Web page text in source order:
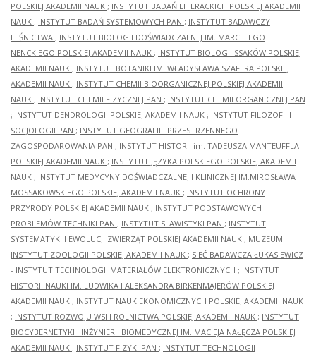
POLSKIEJ AKADEMII NAUK ; INSTYTUT BADAŃ LITERACKICH POLSKIEJ AKADEMII
NAUK ; INSTYTUT BADAŃ SYSTEMOWYCH PAN ; INSTYTUT BADAWCZY
LEŚNICTWA ; INSTYTUT BIOLOGII DOŚWIADCZALNEJ IM. MARCELEGO
NENCKIEGO POLSKIEJ AKADEMII NAUK ; INSTYTUT BIOLOGII SSAKÓW POLSKIEJ
AKADEMII NAUK ; INSTYTUT BOTANIKI IM. WŁADYSŁAWA SZAFERA POLSKIEJ
AKADEMII NAUK ; INSTYTUT CHEMII BIOORGANICZNEJ POLSKIEJ AKADEMII
NAUK ; INSTYTUT CHEMII FIZYCZNEJ PAN ; INSTYTUT CHEMII ORGANICZNEJ PAN
; INSTYTUT DENDROLOGII POLSKIEJ AKADEMII NAUK ; INSTYTUT FILOZOFII I
SOCJOLOGII PAN ; INSTYTUT GEOGRAFII I PRZESTRZENNEGO
ZAGOSPODAROWANIA PAN ; INSTYTUT HISTORII im. TADEUSZA MANTEUFFLA
POLSKIEJ AKADEMII NAUK ; INSTYTUT JĘZYKA POLSKIEGO POLSKIEJ AKADEMII
NAUK ; INSTYTUT MEDYCYNY DOŚWIADCZALNEJ I KLINICZNEJ IM.MIROSŁAWA
MOSSAKOWSKIEGO POLSKIEJ AKADEMII NAUK ; INSTYTUT OCHRONY
PRZYRODY POLSKIEJ AKADEMII NAUK ; INSTYTUT PODSTAWOWYCH
PROBLEMÓW TECHNIKI PAN ; INSTYTUT SLAWISTYKI PAN ; INSTYTUT
SYSTEMATYKI I EWOLUCJI ZWIERZĄT POLSKIEJ AKADEMII NAUK ; MUZEUM I
INSTYTUT ZOOLOGII POLSKIEJ AKADEMII NAUK ; SIEĆ BADAWCZA ŁUKASIEWICZ
- INSTYTUT TECHNOLOGII MATERIAŁÓW ELEKTRONICZNYCH ; INSTYTUT
HISTORII NAUKI IM. LUDWIKA I ALEKSANDRA BIRKENMAJERÓW POLSKIEJ
AKADEMII NAUK ; INSTYTUT NAUK EKONOMICZNYCH POLSKIEJ AKADEMII NAUK
; INSTYTUT ROZWOJU WSI I ROLNICTWA POLSKIEJ AKADEMII NAUK ; INSTYTUT
BIOCYBERNETYKI I INŻYNIERII BIOMEDYCZNEJ IM. MACIEJA NAŁĘCZA POLSKIEJ
AKADEMII NAUK ; INSTYTUT FIZYKI PAN ; INSTYTUT TECHNOLOGII